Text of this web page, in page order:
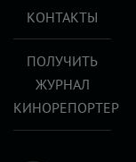
КОНТАКТЫ
ПОЛУЧИТЬ
ЖУРНАЛ
КИНОРЕПОРТЕР